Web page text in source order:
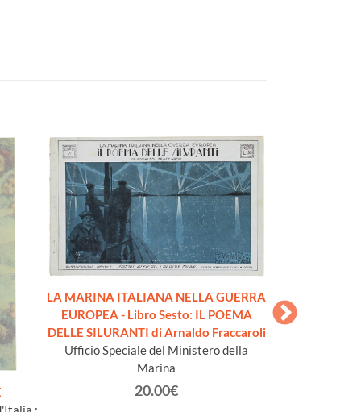
LA MARINA ITALIANA NELLA GUERRA
EUROPEA - Libro Sesto: IL POEMA
DELLE SILURANTI di Arnaldo Fraccaroli
Ufficio Speciale del Ministero della
Marina
20.00€
LA MARINA
EUROPEA